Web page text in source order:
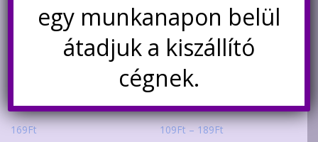
2 db átalakító panel 8 db 2
alkatrészekhez
169Ft
10 db 1 soros csatlakozó ház
2.54mm, 1-5 pólusú
109Ft – 189FtÁrtartomány:
egy munkanapon belül
átadjuk a kiszállító
cégnek.